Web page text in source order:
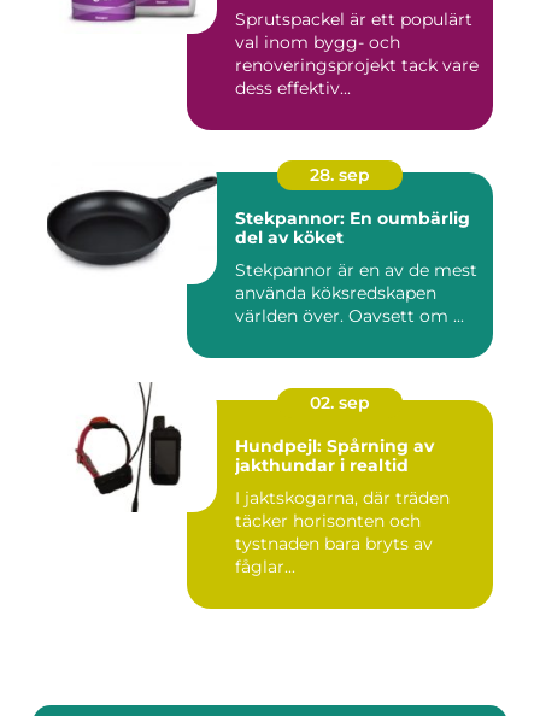
Sprutspackel är ett populärt
val inom bygg- och
renoveringsprojekt tack vare
dess effektiv...
28. sep
Stekpannor: En oumbärlig
del av köket
Stekpannor är en av de mest
använda köksredskapen
världen över. Oavsett om ...
02. sep
Hundpejl: Spårning av
jakthundar i realtid
I jaktskogarna, där träden
täcker horisonten och
tystnaden bara bryts av
fåglar...